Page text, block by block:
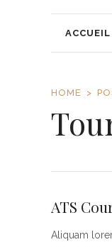
ACCUEIL
HOME
ATS
Aliquam